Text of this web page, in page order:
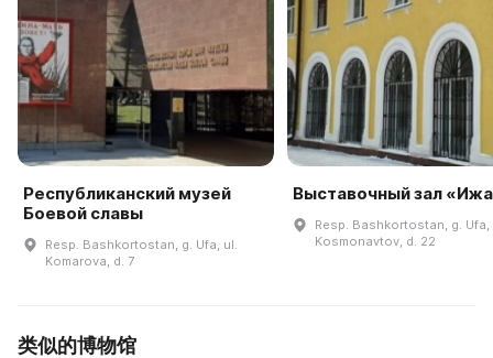
Республиканский музей
Боевой славы
Resp. Bashkortostan, g. Ufa, ul.
Komarova, d. 7
Выставочный зал
Resp. Bashkortostan, g. Ufa,
Kosmonavtov, d. 22
类似的博物馆